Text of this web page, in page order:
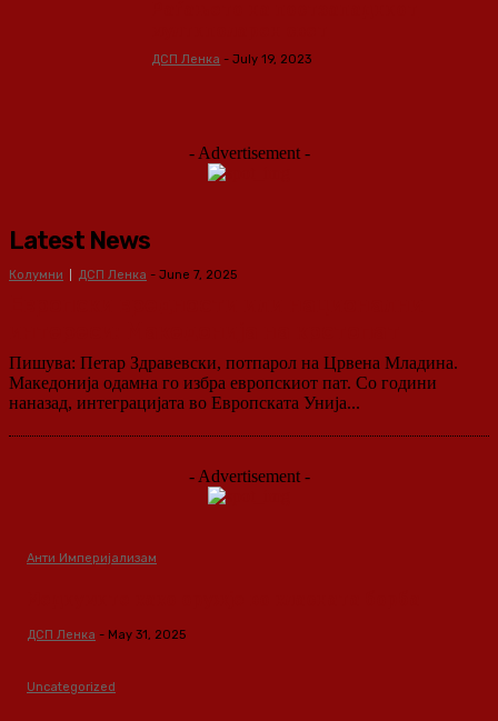
ДСП Ленка - July 19, 2023
- Advertisement -
Latest News
Колумни ДСП Ленка - June 7, 2025
Пишува: Петар Здравевски, потпарол на Црвена Младина.
Македонија одамна го избра европскиот пат. Со години
наназад, интеграцијата во Европската Унија...
- Advertisement -
Анти Империјализам
ДСП Ленка - May 31, 2025
Uncategorized